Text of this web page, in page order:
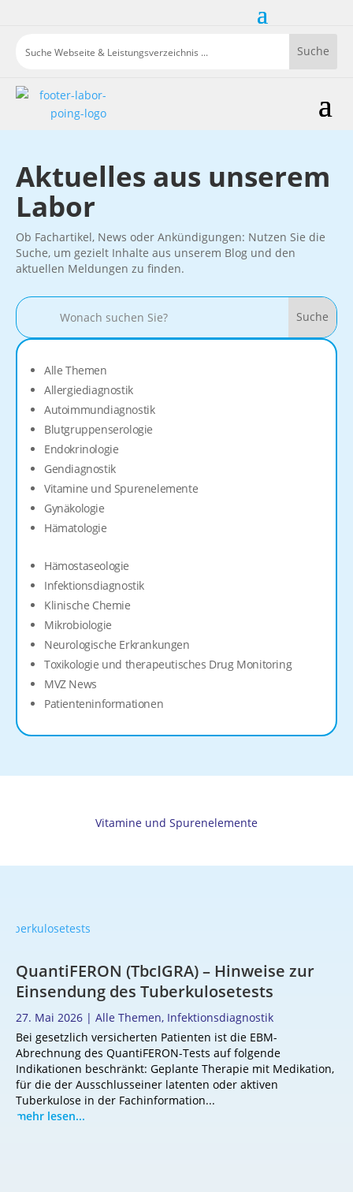
Aktuelles aus unserem
Labor
Ob Fachartikel, News oder Ankündigungen: Nutzen Sie die
Suche, um gezielt Inhalte aus unserem Blog und den
aktuellen Meldungen zu finden.
Alle Themen
Allergiediagnostik
Autoimmundiagnostik
Blutgruppenserologie
Endokrinologie
Gendiagnostik
Vitamine und Spurenelemente
Gynäkologie
Hämatologie
Hämostaseologie
Infektionsdiagnostik
Klinische Chemie
Mikrobiologie
Neurologische Erkrankungen
Toxikologie und therapeutisches Drug Monitoring
MVZ News
Patienteninformationen
Vitamine und Spurenelemente
QuantiFERON (TbcIGRA) – Hinweise zur
Einsendung des Tuberkulosetests
27. Mai 2026 | Alle Themen, Infektionsdiagnostik
Bei gesetzlich versicherten Patienten ist die EBM-
Abrechnung des QuantiFERON-Tests auf folgende
Indikationen beschränkt: Geplante Therapie mit Medikation,
für die der Ausschlusseiner latenten oder aktiven
Tuberkulose in der Fachinformation...
mehr lesen...